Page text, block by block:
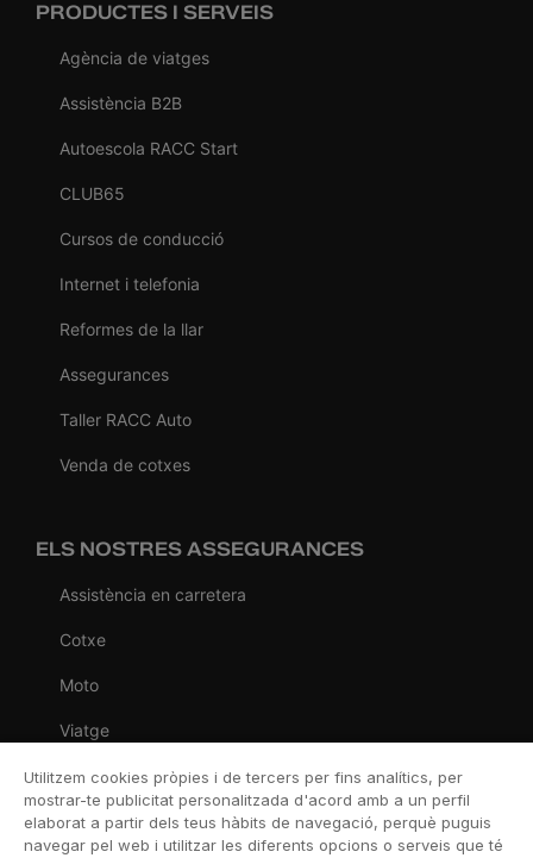
PRODUCTES I SERVEIS
Agència de viatges
Assistència B2B
Autoescola RACC Start
CLUB65
Cursos de conducció
Internet i telefonia
Reformes de la llar
Assegurances
Taller RACC Auto
Venda de cotxes
ELS NOSTRES ASSEGURANCES
Assistència en carretera
Cotxe
Moto
Viatge
Llar
Vida
Utilitzem cookies pròpies i de tercers per fins analítics, per
mostrar-te publicitat personalitzada d'acord amb a un perfil
elaborat a partir dels teus hàbits de navegació, perquè puguis
navegar pel web i utilitzar les diferents opcions o serveis que té